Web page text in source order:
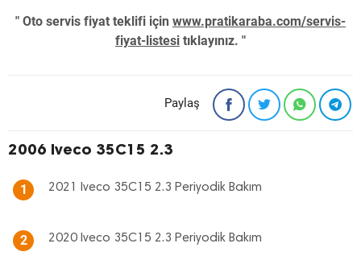
" Oto servis fiyat teklifi için www.pratikaraba.com/servis-
fiyat-listesi tıklayınız. "
Paylaş
2006 Iveco 35C15 2.3
1 2021 Iveco 35C15 2.3 Periyodik Bakım
2 2020 Iveco 35C15 2.3 Periyodik Bakım